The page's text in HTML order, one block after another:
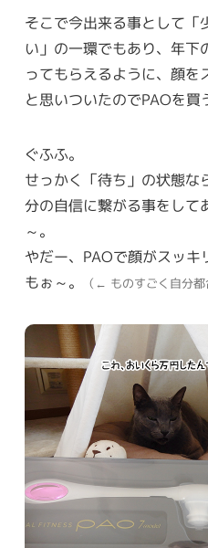
そこで今出来る事として「
い」の一環でもあり、年
ってもらえるように、顔を
と思いついたのでPAOを買
ぐふふ。
せっかく「待ち」の状態な
分の自信に繋がる事をして
～。
やだー、PAOで顔がスッ
もぉ～。
（← ものすごく自分都